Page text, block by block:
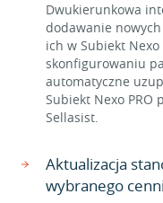
Dwukierunkowa
dodawanie
ich w Subiekt
skonfigurowaniu
automatyczne
Subiekt Nexo PRO
Sellasist.
Aktualizacja
wybranego